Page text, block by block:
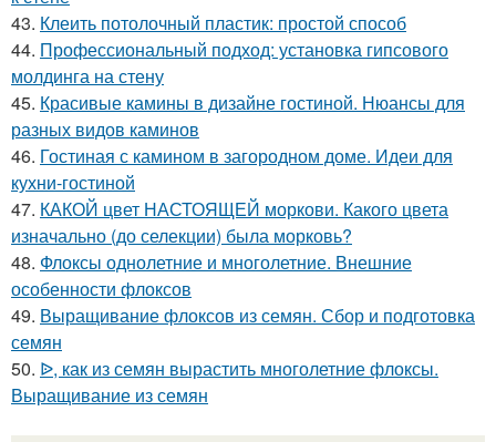
43. Клеить потолочный пластик: простой способ
44. Профессиональный подход: установка гипсового
молдинга на стену
45. Красивые камины в дизайне гостиной. Нюансы для
разных видов каминов
46. Гостиная с камином в загородном доме. Идеи для
кухни-гостиной
47. КАКОЙ цвет НАСТОЯЩЕЙ моркови. Какого цвета
изначально (до селекции) была морковь?
48. Флоксы однолетние и многолетние. Внешние
особенности флоксов
49. Выращивание флоксов из семян. Сбор и подготовка
семян
50. ᐉ, как из семян вырастить многолетние флоксы.
Выращивание из семян